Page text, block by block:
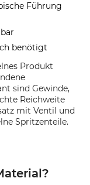
Führung
benötigt
Produkt
sind Gewinde,
Reichweite
mit Ventil und
Spritzenteile.